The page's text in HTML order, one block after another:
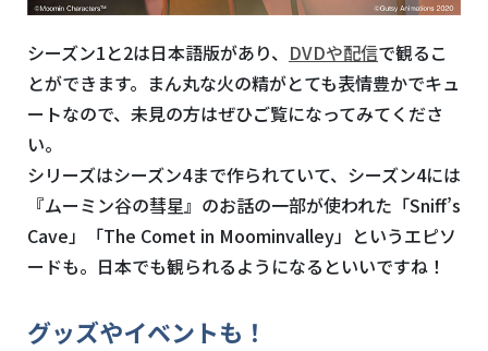
シーズン1と2は日本語版があり、 DVDや配信で観るこ
とができます。まん丸な火の精がとても表情豊かでキュ
ートなので、未見の方はぜひご覧になってみてくださ
い。
シリーズはシーズン4まで作られていて、シーズン4には
『ムーミン谷の彗星』のお話の一部が使われた「Sniff’s
Cave」「The Comet in Moominvalley」というエピソ
ードも。日本でも観られるようになるといいですね！
グッズやイベントも！